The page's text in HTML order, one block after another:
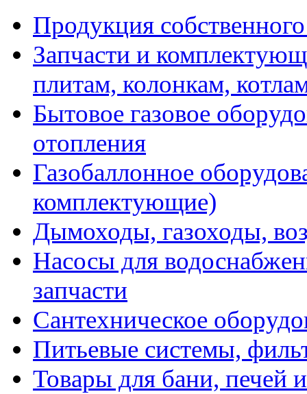
Продукция
Запчасти и
плитам, колонкам,
Бытовое газовое
отопления
Газобаллонное
комплектующие)
Дымоходы, газоходы,
Насосы для
запчасти
Сантехническое
Питьевые системы,
Товары для бани, печей